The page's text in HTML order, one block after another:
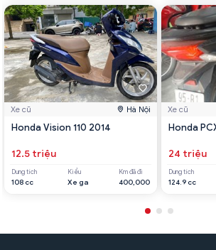
Xe cũ Hà Nội
Honda Vision 110 2014
12.5 triệu
Dung tích
108 cc
Kiểu
Xe ga
Km đã đi
400,000
Xe cũ
Honda
24 triệu
Dung tích
124.9 cc